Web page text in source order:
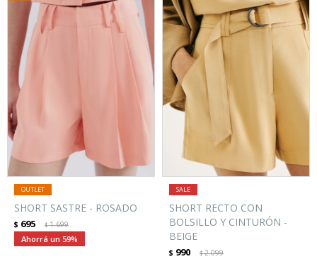
SHORT SASTRE - ROSADO
$ 695 $1.699
59
SHORT RECTO CON
BOLSILLO Y CINTURÓN -
BEIGE
$ 990 $2.099